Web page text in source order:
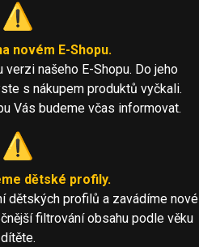
⚠️
novém E-Shopu.
verzi našeho E-Shopu. Do jeho
s nákupem produktů vyčkali.
Vás budeme včas informovat.
⚠️
dětské profily.
dětských profilů a zavádíme nové
filtrování obsahu podle věku
dítěte.